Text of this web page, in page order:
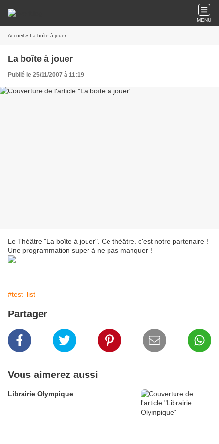
MENU
Accueil » La boîte à jouer
La boîte à jouer
Publié le 25/11/2007 à 11:19
Le Théâtre "La boîte à jouer". Ce théâtre, c'est notre partenaire !
Une programmation super à ne pas manquer !
#test_list
Partager
Vous aimerez aussi
Librairie Olympique